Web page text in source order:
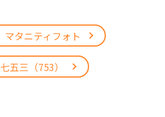
ペット
マタニティフォト
七五三（753）